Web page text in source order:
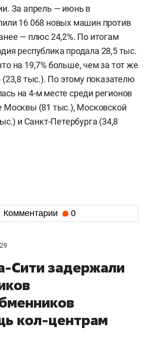
За апрель — июнь в
16 068 новых машин против
— плюс 24,2%. По итогам
республика продала 28,5 тыс.
на 19,7% больше, чем за тот же
(23,8 тыс.). По этому показателю
на 4-м месте среди регионов
Москвы (81 тыс.), Московской
и Санкт-Петербурга (34,8
Комментарии 0
Сити задержали
кол-центрам